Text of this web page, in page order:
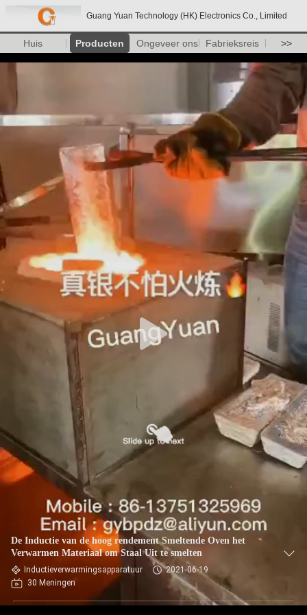
Guang Yuan Technology (HK) Electronics Co., Limited
Huis Producten Ongeveer ons Fabrieksreis >>
De Inductie van de hoog rendement Smeltende Oven het
Verwarmen Materiaal om Staal Uit te smelten
Inductieverwarmingsapparatuur
2021-06-19
30 Meningen